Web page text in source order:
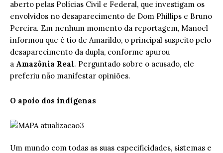
aberto pelas Polícias Civil e Federal, que investigam os
envolvidos no desaparecimento de Dom Phillips e Bruno
Pereira. Em nenhum momento da reportagem, Manoel
informou que é tio de Amarildo, o principal suspeito pelo
desaparecimento da dupla, conforme apurou
a Amazônia Real. Perguntado sobre o acusado, ele
preferiu não manifestar opiniões.
O apoio dos indígenas
Um mundo com todas as suas especificidades, sistemas e